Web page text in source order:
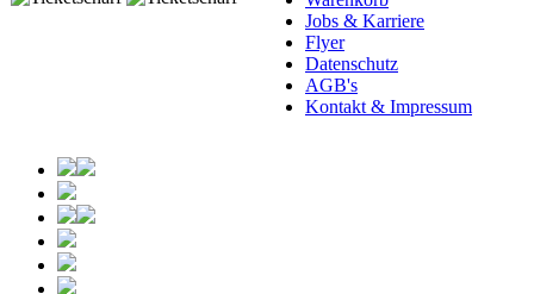
Jobs & Karriere
Flyer
Datenschutz
AGB's
Kontakt & Impressum